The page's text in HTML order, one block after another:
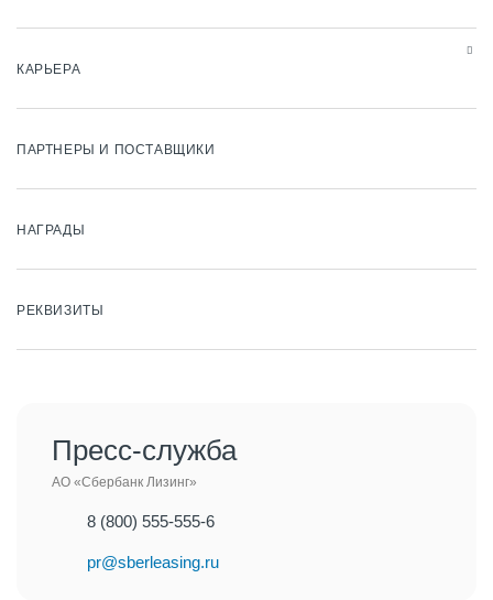
КАРЬЕРА
ПАРТНЕРЫ И ПОСТАВЩИКИ
НАГРАДЫ
РЕКВИЗИТЫ
Пресс-служба
АО «Сбербанк Лизинг»
8 (800) 555-555-6
pr@sberleasing.ru